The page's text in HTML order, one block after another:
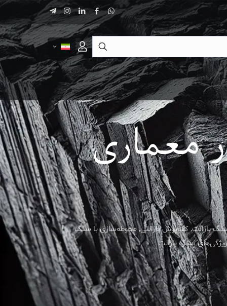
معماری
بازالت,کف‌پوش بازالتی,محوطه‌سازی با سنگ
ویژگی‌های سنگ بازالت